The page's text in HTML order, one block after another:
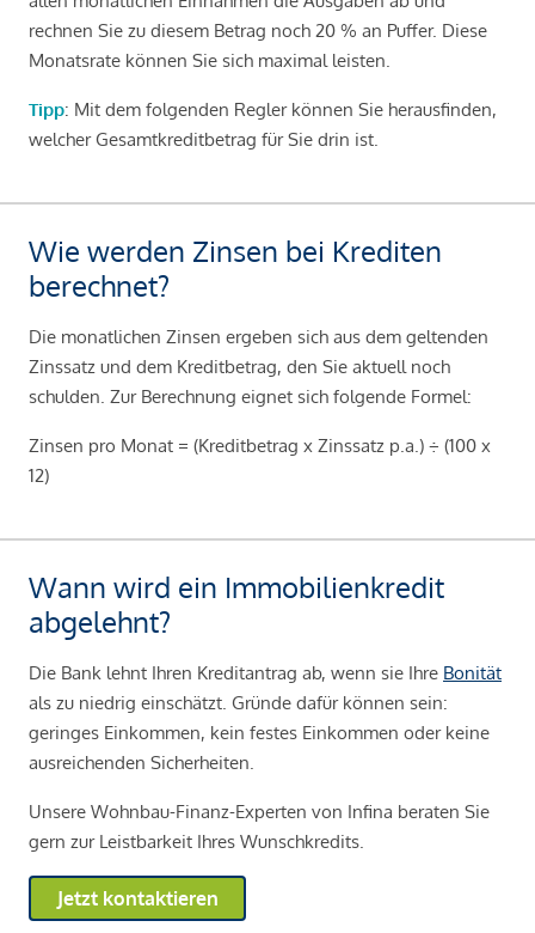
rechnen Sie zu diesem Betrag noch 20 % an Puffer. Diese
Monatsrate können Sie sich maximal leisten.
Tipp: Mit dem folgenden Regler können Sie herausfinden,
welcher Gesamtkreditbetrag für Sie drin ist.
Wie werden Zinsen bei Krediten
berechnet?
Die monatlichen Zinsen ergeben sich aus dem geltenden
Zinssatz und dem Kreditbetrag, den Sie aktuell noch
schulden. Zur Berechnung eignet sich folgende Formel:
Zinsen pro Monat = (Kreditbetrag x Zinssatz p.a.) ÷ (100 x
12)
Wann wird ein Immobilienkredit
abgelehnt?
Die Bank lehnt Ihren Kreditantrag ab, wenn sie Ihre Bonität
als zu niedrig einschätzt. Gründe dafür können sein:
geringes Einkommen, kein festes Einkommen oder keine
ausreichenden Sicherheiten.
Unsere Wohnbau-Finanz-Experten von Infina beraten Sie
gern zur Leistbarkeit Ihres Wunschkredits.
Jetzt kontaktieren